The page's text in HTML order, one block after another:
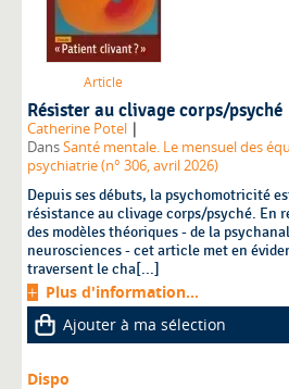
Article
Résister au clivage corps/psyché
Catherine Potel |
DansSanté mentale. Le mensuel des
psychiatrie (n° 306, avril 2026)
Depuis ses débuts, la psychomotricité
résistance au clivage corps/psyché. En
des modèles théoriques - de la
neurosciences - cet article met en
traversent le cha[...]
Plus d'information...
Ajouter à ma sélection
Dispo